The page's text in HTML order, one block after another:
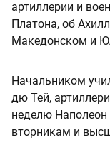
артиллерии и
Платона, об
Македонском и
Начальником
дю Тей,
неделю Наполеон
вторникам и